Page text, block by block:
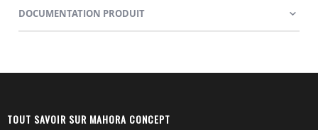
DOCUMENTATION PRODUIT
TOUT SAVOIR SUR MAHORA CONCEPT